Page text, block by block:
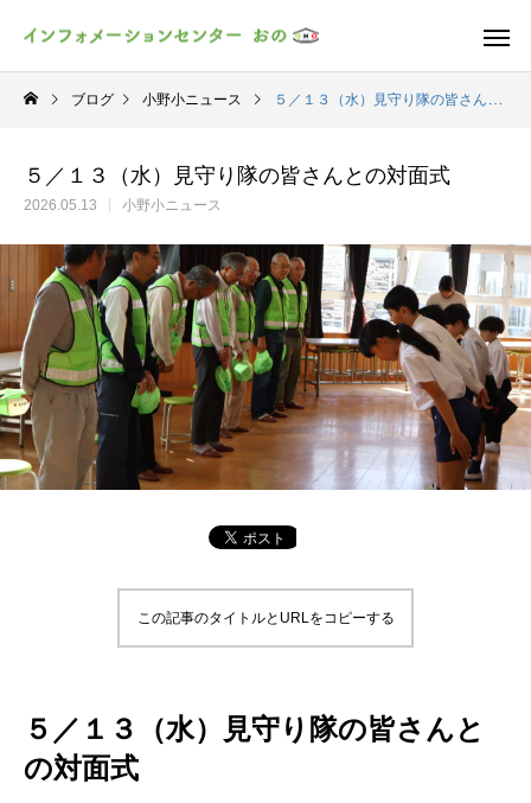
ブログ 小野小ニュース ５／１３（水）見守り隊の皆さんとの対面式
５／１３（水）見守り隊の皆さんとの対面式
2026.05.13 小野小ニュース
この記事のタイトルとURLをコピーする
５／１３（水）見守り隊の皆さんと
の対面式